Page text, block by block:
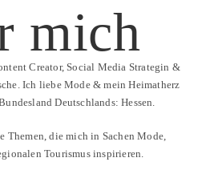
mich
Creator, Social Media Strategin &
Ich liebe Mode & mein Heimatherz
Deutschlands: Hessen.
Themen, die mich in Sachen Mode,
Tourismus inspirieren.